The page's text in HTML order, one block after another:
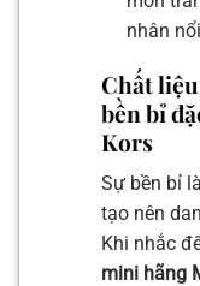
nhân
Chất
bền bỉ
Kors
Sự bền bỉ
tạo nên
Khi nhắc
mini hãng